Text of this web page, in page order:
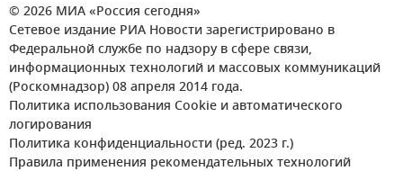
© 2026 МИА «Россия сегодня»
Сетевое издание РИА Новости зарегистрировано в
Федеральной службе по надзору в сфере связи,
информационных технологий и массовых коммуникаций
(Роскомнадзор) 08 апреля 2014 года.
Политика использования Cookie и автоматического
логирования
Политика конфиденциальности (ред. 2023 г.)
Правила применения рекомендательных технологий